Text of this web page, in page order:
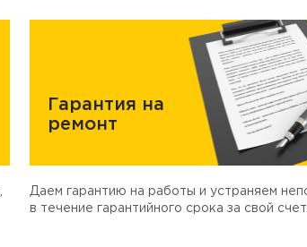
Гарантия на
ремонт
Даем гарантию на работы и устраняем
в течение гарантийного срока за свой счет.